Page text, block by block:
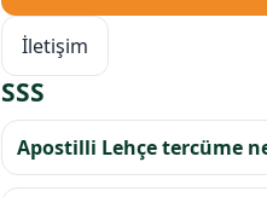
İletişim
SSS
Apostilli Lehçe tercüme